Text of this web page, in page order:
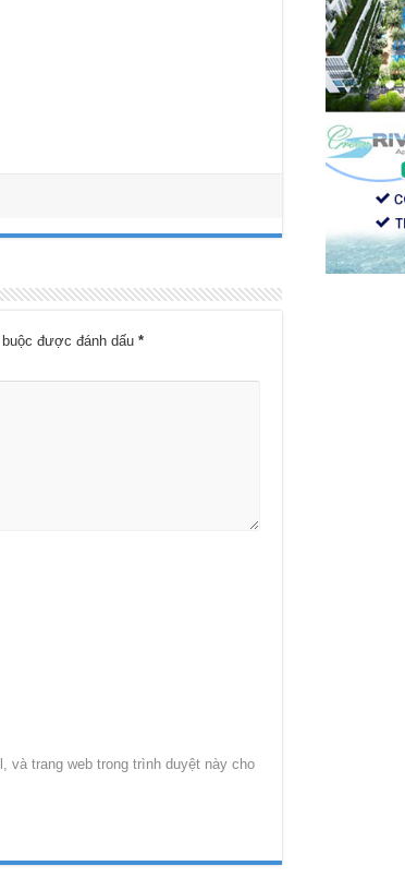
được đánh dấu *
và trang web trong trình duyệt này cho